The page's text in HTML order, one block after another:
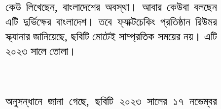
কেউ লিখেছেন, বাংলাদেশের অবস্থা। আবার কেউবা বলছেন
এটি দুর্ভিক্ষের বাংলাদেশ। তবে ফ্যাক্টচেকিং প্রতিষ্ঠান রিউমর
স্ক্যানার জানিয়েছে, ছবিটি মোটেই সাম্প্রতিক সময়ের নয়। এটি
২০২৩ সালে তোলা।
অনুসন্ধানে জানা গেছে, ছবিটি ২০২৩ সালের ১৭ নভেম্বর